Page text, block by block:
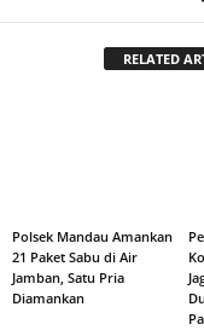
RELATED
Polsek Mandau Amankan
21 Paket Sabu di Air
Jamban, Satu Pria
Diamankan